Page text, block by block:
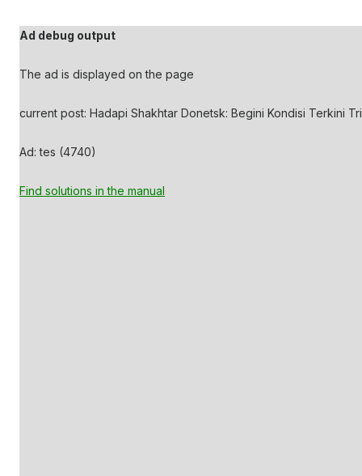
Ad debug output
The ad is displayed on the page
current post: Hadapi Shakhtar Donetsk: Begini Kondisi Terkini
Ad: tes (4740)
Find solutions in the manual